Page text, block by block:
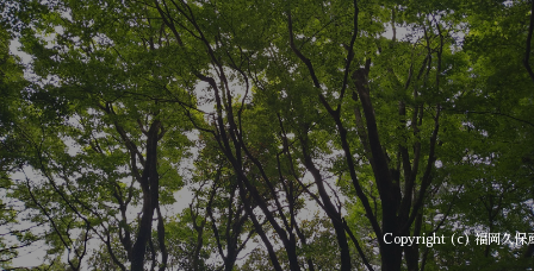
Copyright (c) 福岡久保